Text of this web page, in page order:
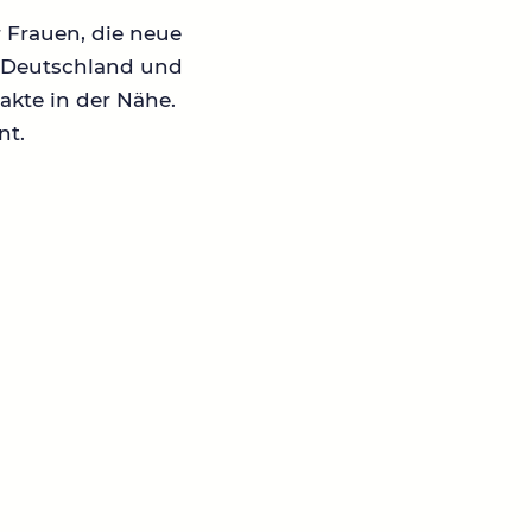
die neue
und
in der Nähe.